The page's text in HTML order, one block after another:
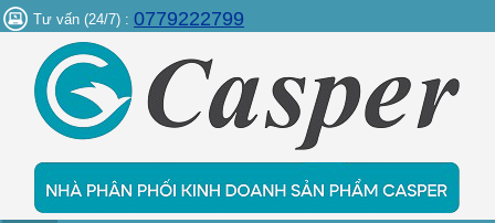
Tư vấn (24/7) : 0779222799